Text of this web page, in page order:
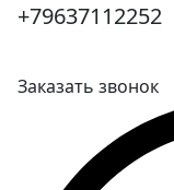
+79637112252
Заказать звонок